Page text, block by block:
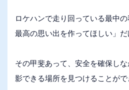
ロケハンで走り回っている最中
最高の思い出を作ってほしい」だ
その甲斐あって、安全を確保し
影できる場所を見つけることがで